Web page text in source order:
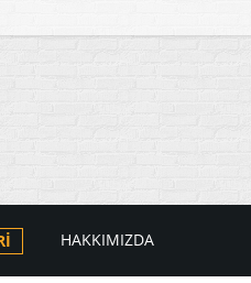
HAKKIMIZDA